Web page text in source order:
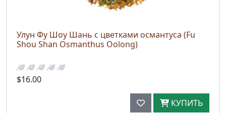
Улун Фу Шоу Шань с цветками османтуса (Fu
Shou Shan Osmanthus Oolong)
$16.00
КУПИТЬ